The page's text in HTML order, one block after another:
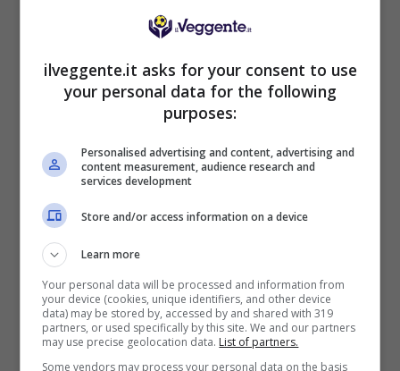
VERIFICA
Mostra Informazioni
BONUS BENVENUTO GOLDBET: 2.050€
Fino a 2050€ sport e casino
Scommesse + 50% del primo deposito fino a 50€
2050€
VERIFICA
ilveggente.it asks for your consent to use
your personal data for the following
purposes:
Personalised advertising and content, advertising and
content measurement, audience research and
services development
Store and/or access information on a device
Learn more
Your personal data will be processed and information from
your device (cookies, unique identifiers, and other device
data) may be stored by, accessed by and shared with 319
partners, or used specifically by this site. We and our partners
may use precise geolocation data. List of partners.
Some vendors may process your personal data on the basis